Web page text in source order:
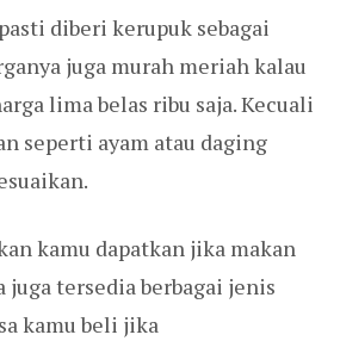
diberi kerupuk sebagai
juga murah meriah kalau
lima belas ribu saja. Kecuali
seperti ayam atau daging
kamu dapatkan jika makan
juga tersedia berbagai jenis
kamu beli jika